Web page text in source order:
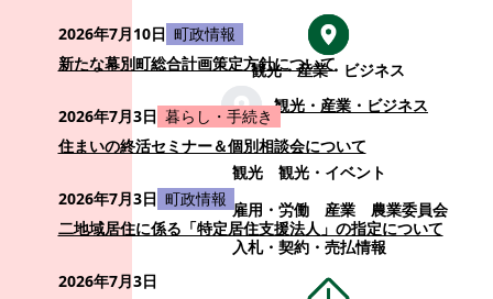
観光・産業・ビジネス
観光・産業・ビジネス
観光
観光・イベント
雇用・労働
産業
農業委員会
入札・契約・売払情報
2026年7月10日 町政情報
新たな幕別町総合計画策定方針について
2026年7月3日 暮らし・手続き
住まいの終活セミナー＆個別相談会について
2026年7月3日 町政情報
二地域居住に係る「特定居住支援法人」の指定について
2026年7月3日